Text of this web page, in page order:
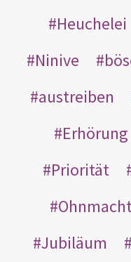
Heuchelei
Ninive
austreiben
Erhörung
Priorität
Jubiläum